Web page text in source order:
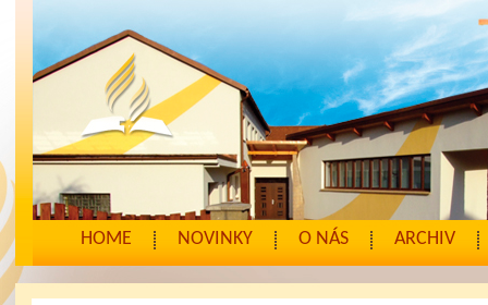
HOME NOVINKY O NÁS ARCHIV